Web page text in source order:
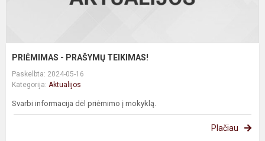
PRIĖMIMAS - PRAŠYMŲ TEIKIMAS!
Paskelbta: 2024-05-16
Kategorija: Aktualijos
Svarbi informacija dėl priėmimo į mokyklą.
Plačiau